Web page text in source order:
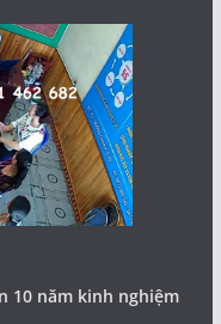
10 năm kinh nghiệm